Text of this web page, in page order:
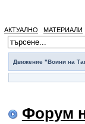
АКТУАЛНО МАТЕРИАЛИ
Движение "Воини на
Форум